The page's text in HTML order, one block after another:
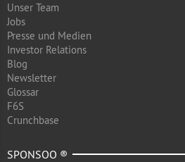
Unser Team
Jobs
Presse und Medien
Investor Relations
Blog
Newsletter
Glossar
F6S
Crunchbase
SPONSOO ®